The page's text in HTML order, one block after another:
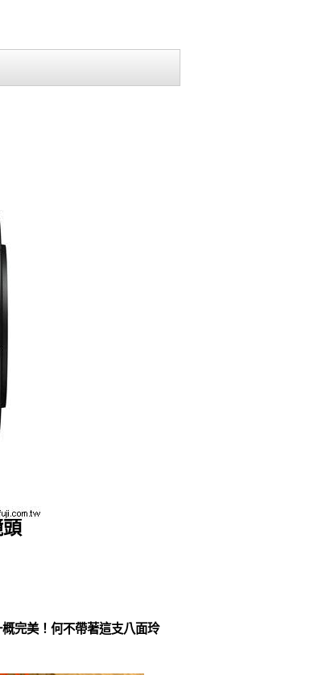
完美！何不帶著這支八面玲